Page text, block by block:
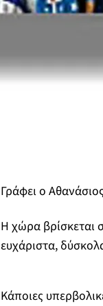
Γράφει ο
Η χώρα βρίσκεται
ευχάριστα,
Κάποιες